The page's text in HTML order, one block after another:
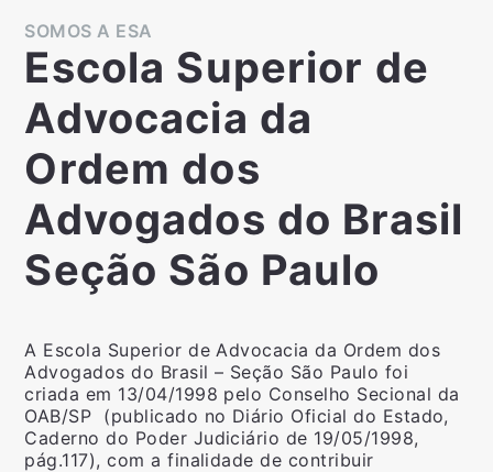
SOMOS A ESA
Escola Superior de
Advocacia da
Ordem dos
Advogados do Brasil
Seção São Paulo
A Escola Superior de Advocacia da Ordem dos
Advogados do Brasil – Seção São Paulo foi
criada em 13/04/1998 pelo Conselho Secional da
OAB/SP (publicado no Diário Oficial do Estado,
Caderno do Poder Judiciário de 19/05/1998,
pág.117), com a finalidade de contribuir